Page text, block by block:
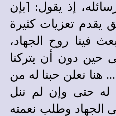
إذ يقول: [بإن
يقدم تعزيات كثيرة
فينا روح الجهاد،
حين دون أن يتركنا
. هنا نعلن حبنا له من
له حتى وإن لم ننل
الجهاد وطلب نعمته